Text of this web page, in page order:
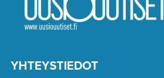
YHTEYSTIEDOT